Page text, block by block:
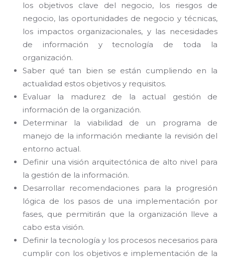
los objetivos clave del negocio, los riesgos de
negocio, las oportunidades de negocio y técnicas,
los impactos organizacionales, y las necesidades
de información y tecnología de toda la
organización.
Saber qué tan bien se están cumpliendo en la
actualidad estos objetivos y requisitos.
Evaluar la madurez de la actual gestión de
información de la organización.
Determinar la viabilidad de un programa de
manejo de la información mediante la revisión del
entorno actual.
Definir una visión arquitectónica de alto nivel para
la gestión de la información.
Desarrollar recomendaciones para la progresión
lógica de los pasos de una implementación por
fases, que permitirán que la organización lleve a
cabo esta visión.
Definir la tecnología y los procesos necesarios para
cumplir con los objetivos e implementación de la